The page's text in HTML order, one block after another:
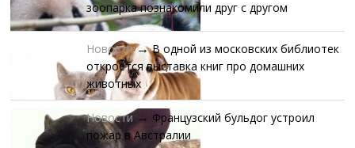
зоопарка познакомили друг с другом
Новости → В одной из московских библиотек
откроется выставка книг про домашних
животных
Новости → Французский бульдог устроил
пожар в Австралии